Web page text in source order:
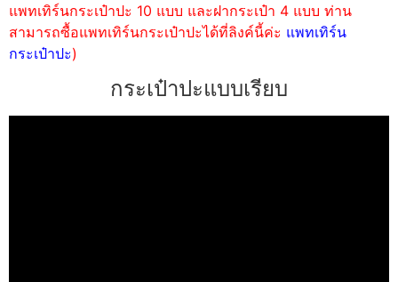
แพทเทิร์นกระเป๋าปะ 10 แบบ และฝากระเป๋า 4 แบบ ท่าน
สามารถซื้อแพทเทิร์นกระเป๋าปะได้ที่ลิงค์นี้ค่ะ แพทเทิร์น
กระเป๋าปะ)
กระเป๋าปะแบบเรียบ